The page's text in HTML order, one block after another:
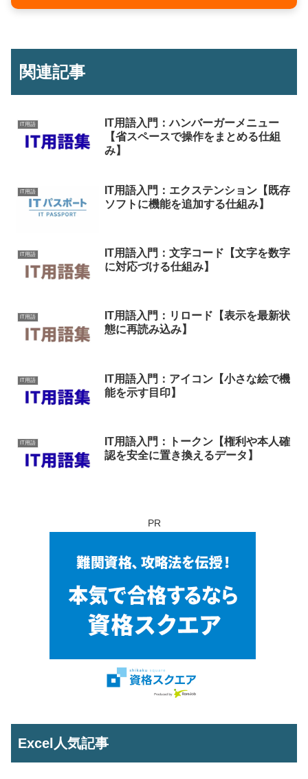
関連記事
IT用語
IT用語入門：ハンバーガーメニュー
【省スペースで操作をまとめる仕組
み】
IT用語
IT用語入門：エクステンション【既存
ソフトに機能を追加する仕組み】
IT用語
IT用語入門：文字コード【文字を数字
に対応づける仕組み】
IT用語
IT用語入門：リロード【表示を最新状
態に再読み込み】
IT用語
IT用語入門：アイコン【小さな絵で機
能を示す目印】
IT用語
IT用語入門：トークン【権利や本人確
認を安全に置き換えるデータ】
PR
Excel人気記事